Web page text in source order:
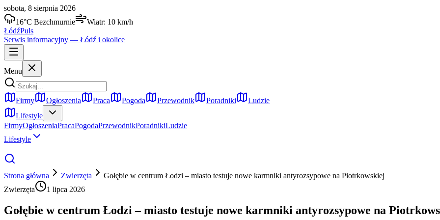
sobota, 8 sierpnia 2026
16°C Bezchmurnie Wiatr: 10 km/h
ŁódźPuls
Serwis informacyjny — Łódź i okolice
Menu
Firmy Ogłoszenia Praca Pogoda Przewodnik Poradniki
Ludzie
Lifestyle
FirmyOgłoszeniaPracaPogodaPrzewodnikPoradnikiLudzie
Lifestyle
Strona główna Zwierzęta
Gołębie w centrum Łodzi – miasto testuje nowe karmniki antyrozsypowe na Piotrkowskiej
Zwierzęta
1 lipca 2026
Gołębie w centrum Łodzi – miasto testuje nowe karmniki antyrozsypowe na